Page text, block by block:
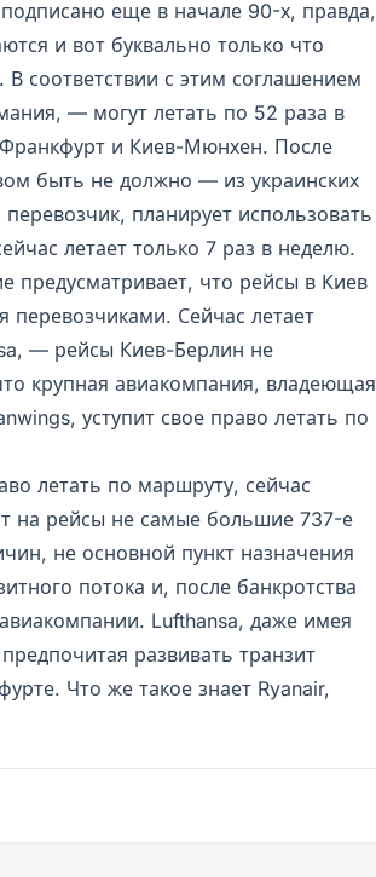
еще в начале 90-х, правда,
и вот буквально только что
соответствии с этим соглашением
— могут летать по 52 раза в
и Киев-Мюнхен. После
быть не должно — из украинских
планирует использовать
летает только 7 раз в неделю.
предусматривает, что рейсы в Киев
перевозчиками. Сейчас летает
— рейсы Киев-Берлин не
крупная авиакомпания, владеющая
уступит свое право летать по
летать по маршруту, сейчас
на рейсы не самые большие 737-е
не основной пункт назначения
потока и, после банкротства
Lufthansa, даже имея
развивать транзит
Что же такое знает Ryanair,